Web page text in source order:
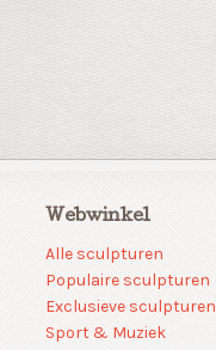
Webwinkel
Alle sculpturen
Populaire sculpturen
Exclusieve sculpturen
Sport & Muziek